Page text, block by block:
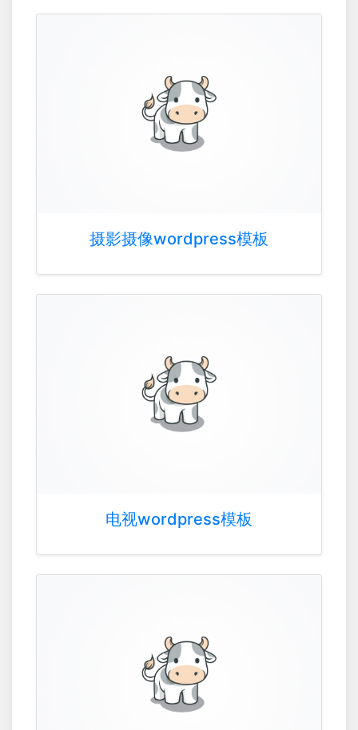
摄影摄像wordpress模板
电视wordpress模板